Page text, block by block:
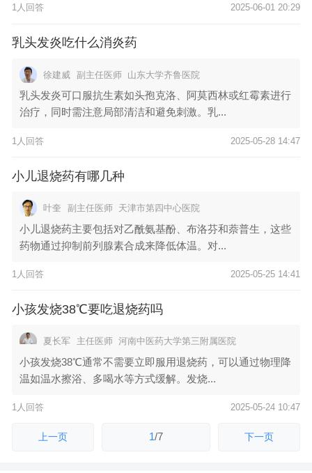
1人回答 2025-06-01 20:29
乳头发炎吃什么消炎药
徐建威 副主任医师 山东大学齐鲁医院
乳头发炎可口服抗生素如头孢克洛、阿莫西林或红霉素进行
治疗，同时需注意局部清洁和避免刺激。乳...
1人回答 2025-05-28 14:47
小儿退烧药有哪几种
叶奎 副主任医师 天津市第四中心医院
小儿退烧药主要包括对乙酰氨基酚、布洛芬和萘普生，这些
药物通过抑制前列腺素合成来降低体温。对...
1人回答 2025-05-25 14:41
小孩发烧38℃要吃退烧药吗
夏长军 主任医师 河南中医药大学第三附属医院
小孩发烧38℃通常不需要立即服用退烧药，可以通过物理降
温如温水擦浴、多喝水等方式缓解。发烧...
1人回答 2025-05-24 10:47
上一页 1/7 下一页